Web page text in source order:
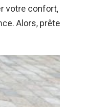
votre confort,
Alors, prête